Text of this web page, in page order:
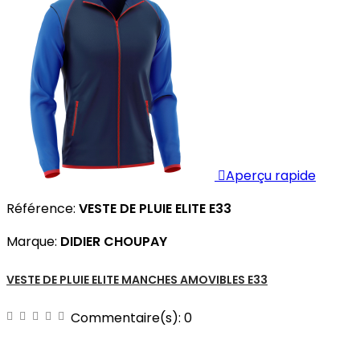
Aperçu rapide
Référence: VESTE DE PLUIE ELITE E33
Marque: DIDIER CHOUPAY
VESTE DE PLUIE ELITE MANCHES AMOVIBLES E33
Commentaire(s): 0